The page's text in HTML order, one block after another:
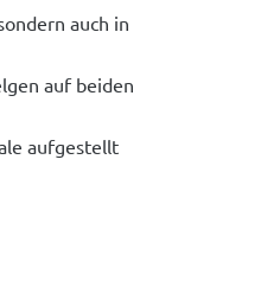
auch in
auf beiden
aufgestellt